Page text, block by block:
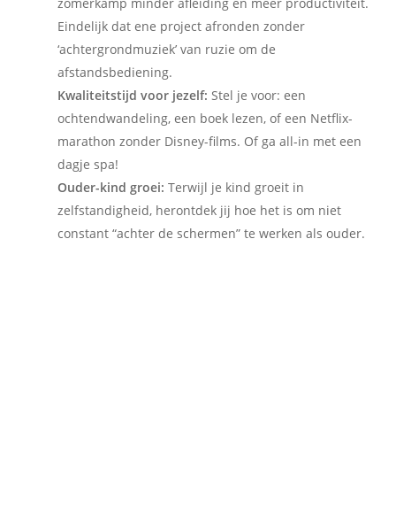
Eindelijk dat ene project afronden zonder
‘achtergrondmuziek’ van ruzie om de
afstandsbediening.
Kwaliteitstijd voor jezelf: Stel je voor: een
ochtendwandeling, een boek lezen, of een Netflix-
marathon zonder Disney-films. Of ga all-in met een
dagje spa!
Ouder-kind groei: Terwijl je kind groeit in
zelfstandigheid, herontdek jij hoe het is om niet
constant “achter de schermen” te werken als ouder.